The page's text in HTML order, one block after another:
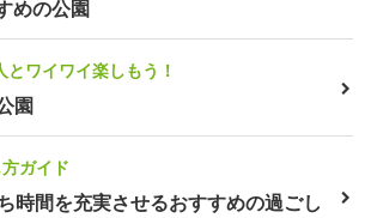
めの公園
ワイワイ楽しもう！
園
ガイド
時間を充実させるおすすめの過ごし